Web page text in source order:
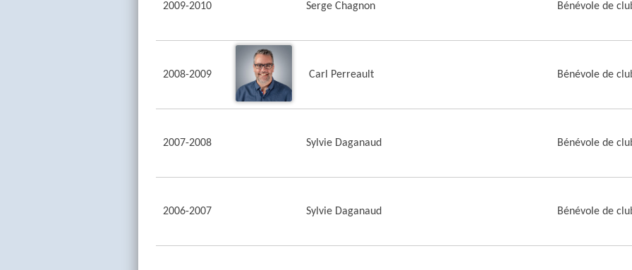
2009-2010 Serge Chagnon Bénévole de
2008-2009 Carl Perreault Bénévole de
2007-2008 Sylvie Daganaud Bénévole de
2006-2007 Sylvie Daganaud Bénévole de